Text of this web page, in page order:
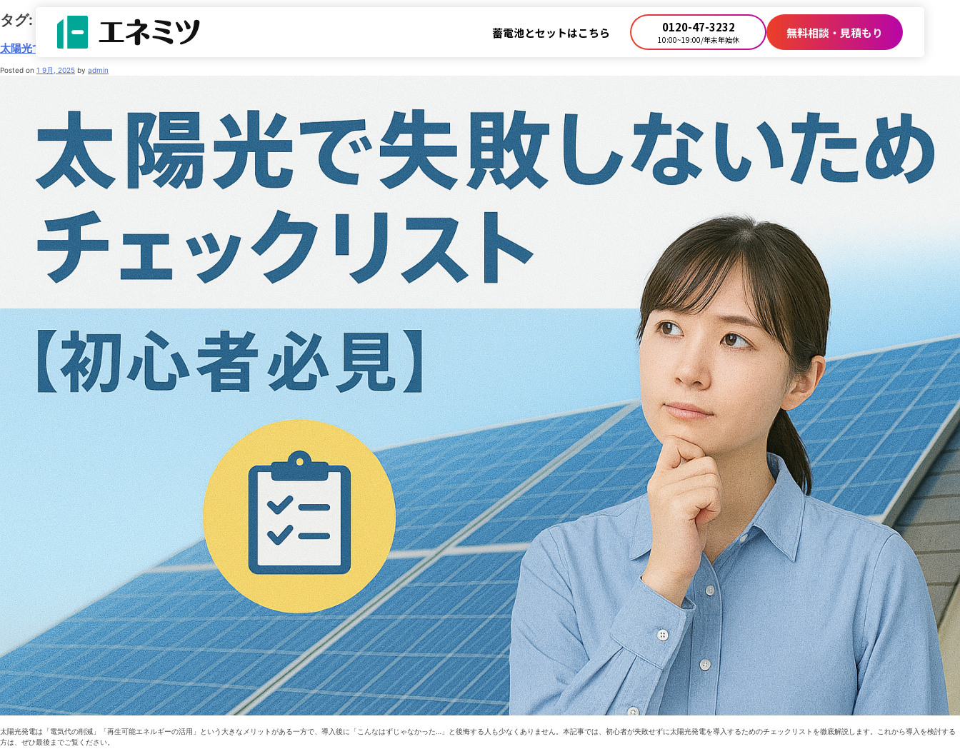
蓄電池とセットはこちら 0120-47-3232
10:00~19:00/年末年始休 無料相談・見積もり
タグ: チェックリスト
太陽光で失敗しないためのチェックリスト【初心者必見】
Posted on 1 9月, 2025 by admin
太陽光発電は「電気代の削減」「再生可能エネルギーの活用」という大きなメリットがある一方で、導入後に「こんなはずじゃなかった…」と後悔する人も少なくありません。本記事では、初心者が失敗せずに太陽光発電を導入するためのチェックリストを徹底解説します。これから導入を検討する
方は、ぜひ最後までご覧ください。